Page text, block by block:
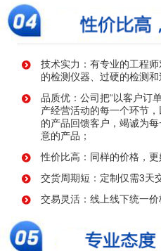
技术实力：有专业的工程
的检测仪器、过硬的检测
品质优：公司把“以客户订
产经营活动的每一个环节
的产品回馈客户，竭诚为
意的产品；
性价比高：同样的价格，
交货周期短：定制仅需3天
交易灵活：线上线下统一价